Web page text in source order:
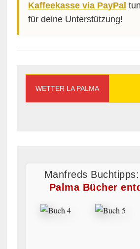
Kaffeekasse via PayPal
für deine Unterstützung!
WETTER LA PALMA
Manfreds Buchtipps:
Palma Bücher